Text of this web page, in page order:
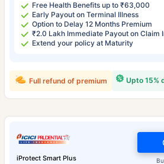
Free Health Benefits up to ₹63,000
Early Payout on Terminal Illness
Option to Delay 12 Months Premium
₹2.0 Lakh Immediate Payout on Claim
Extend your policy at Maturity
Upto 15%
Full refund of premium
iProtect Smart Plus